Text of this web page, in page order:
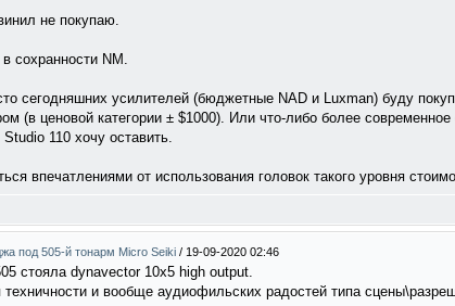
не покупаю.
сохранности NM.
сегодняшних усилителей (бюджетные NAD и Luxman) буду
(в ценовой категории ± $1000). Или что-либо более
110 хочу оставить.
впечатлениями от использования головок такого уровня
под 505-й тонарм Micro Seiki / 19-09-2020 02:46
стояла dynavector 10x5 high output.
техничности и вообще аудиофильских радостей типа